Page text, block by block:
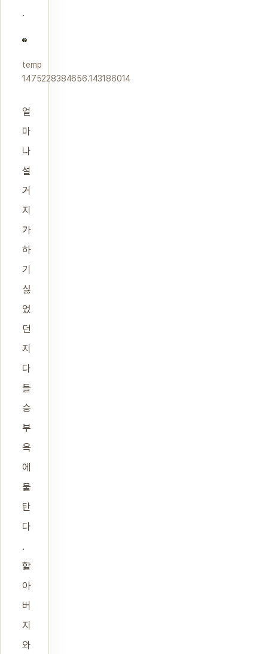
.
temp
1475228384656.143186014
얼
마
나
설
거
지
가
하
기
싫
었
던
지
다
들
승
부
욕
에
불
탄
다
.
할
아
버
지
와